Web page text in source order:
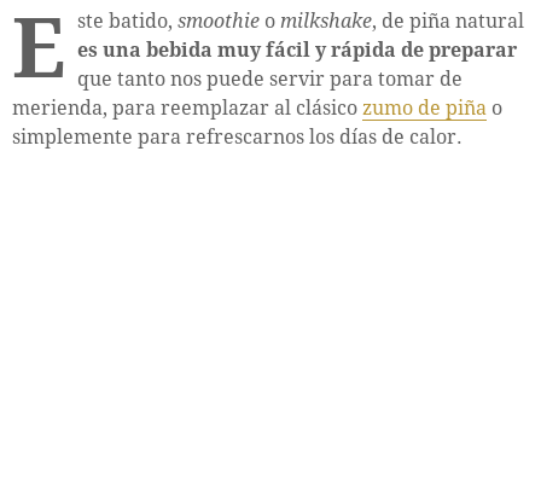
E ste batido, smoothie o milkshake, de piña natural
es una bebida muy fácil y rápida de preparar
que tanto nos puede servir para tomar de
merienda, para reemplazar al clásico zumo de piña o
simplemente para refrescarnos los días de calor.